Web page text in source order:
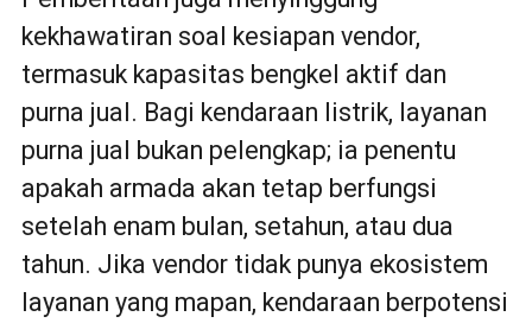
kekhawatiran soal kesiapan vendor,
termasuk kapasitas bengkel aktif dan
purna jual. Bagi kendaraan listrik, layanan
purna jual bukan pelengkap; ia penentu
apakah armada akan tetap berfungsi
setelah enam bulan, setahun, atau dua
tahun. Jika vendor tidak punya ekosistem
layanan yang mapan, kendaraan berpotensi